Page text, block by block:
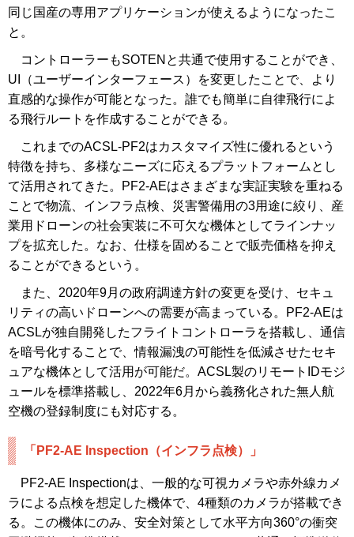
同じ国産の専用アプリケーションが使えるようになったこ
と。
コントローラーもSOTENと共通で使用することができ、
UI（ユーザーインターフェース）を変更したことで、より
直感的な操作が可能となった。誰でも簡単に自律飛行によ
る飛行ルートを作成することができる。
これまでのACSL-PF2はカスタマイズ性に優れるという
特徴を持ち、多様なニーズに応えるプラットフォームとし
て活用されてきた。PF2-AEはさまざまな実証実験を重ねる
ことで物流、インフラ点検、災害警備用の3用途に絞り、産
業用ドローンの社会実装に不可欠な機体としてラインナッ
プを拡充した。なお、仕様を固めることで販売価格を抑え
ることができるという。
また、2020年9月の政府調達方針の変更を受け、セキュ
リティの高いドローンへの需要が高まっている。PF2-AEは
ACSLが独自開発したフライトコントローラを搭載し、通信
を暗号化することで、情報漏洩の可能性を低減させたセキ
ュアな機体として活用が可能だ。ACSL製のリモートIDモジ
ュールを標準搭載し、2022年6月から義務化された無人航
空機の登録制度にも対応する。
「PF2-AE Inspection（インフラ点検）」
PF2-AE Inspectionは、一般的な可視カメラや赤外線カメ
ラによる点検を想定した機体で、4種類のカメラが搭載でき
る。この機体にのみ、安全対策として水平方向360°の衝突